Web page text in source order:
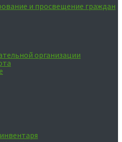
и просвещение граждан
организации